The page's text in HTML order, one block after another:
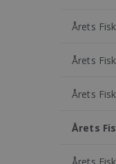
Årets
Årets
Årets
Årets
Årets